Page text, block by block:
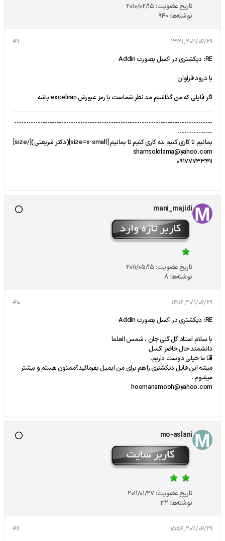
تاریخ عضویت: 2010/02/15
نوشته‌ها: 940
#9 2011/06/29, 13:21
RE: دیکشنری در اکسل بصورت Addin
با درود فراوان
اگر فایلی که من گذاشتم مد نظر شماست با رمز عبورش exceliran باشه
------------------------------------------------------------------------------------
---------------
بمانیم تا کاری کنیم ،نه کاری کنیم تا بمانیم [size=x-small](دکتر شریعتی)[/size]
shamsololama@yahoo.com
09177733411
mani_majidi
تاریخ عضویت: 2011/05/15
نوشته‌ها:8
#10 2011/06/29, 14:16
RE: دیکشنری در اکسل بصورت Addin
با سلام استاد گل گلی جان ، شمس العلما
دانشمند حال حاضر اکسل
آقا ما خیلی دوست داریم.
میشه این فایل دیکشنری را هم برای من ایمیل بفرمائید؟ممنون هستم و بیشتر
میشوم .
hoomanamooh@yahoo.com
mo-aslani
تاریخ عضویت: 2011/01/27
نوشته‌ها:32
#11 2011/06/29, 15:56